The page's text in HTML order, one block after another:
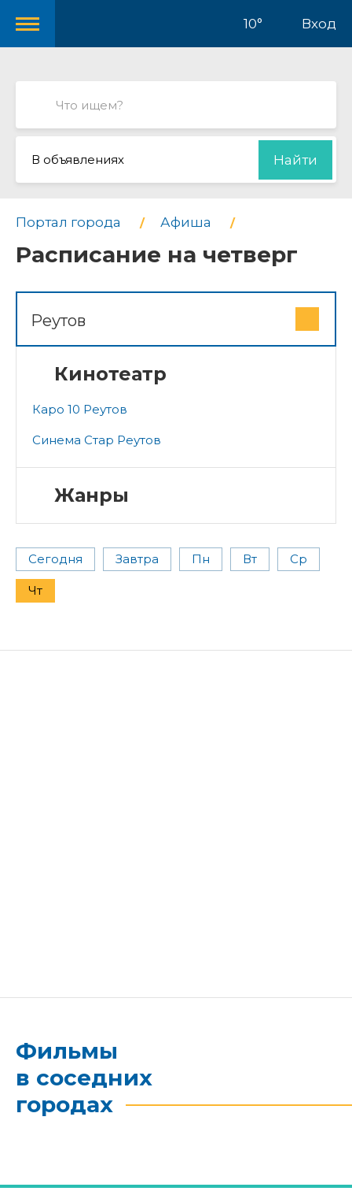
10° Вход
В объявлениях Найти
Портал города Афиша
Расписание на четверг
Реутов
Кинотеатр
Каро 10 Реутов
Синема Стар Реутов
Жанры
Сегодня Завтра Пн Вт Ср
Чт
Фильмы
в соседних
городах